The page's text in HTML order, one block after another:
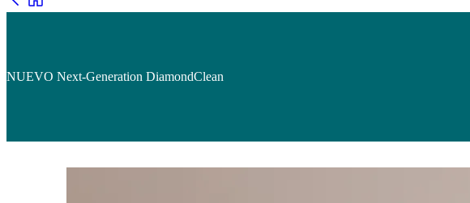
NUEVO Next-Generation DiamondClean